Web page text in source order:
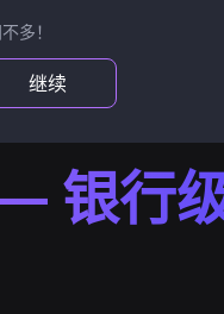
多！
继续
银行